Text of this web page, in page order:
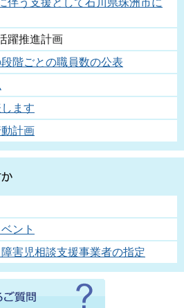
躍推進計画
階ごとの職員数の公表
ます
計画
ント
害児相談支援事業者の指定